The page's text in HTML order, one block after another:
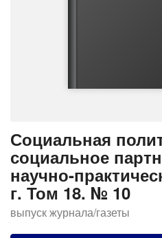
Социальная
социальное
научно-
г. Том 18. № 10
выпуск журнала/газеты